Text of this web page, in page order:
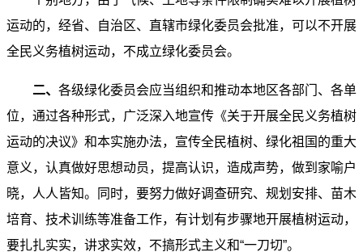
运动的，经省、自治区、直辖市绿化委员会批准，可以不开展
全民义务植树运动，不成立绿化委员会。
二、 各级绿化委员会应当组织和推动本地区各部门、各单
位，通过各种形式，广泛深入地宣传《关于开展全民义务植树
运动的决议》和本实施办法，宣传全民植树、绿化祖国的重大
意义，认真做好思想动员，提高认识，造成声势，做到家喻户
晓，人人皆知。同时，要努力做好调查研究、规划安排、苗木
培育、技术训练等准备工作，有计划有步骤地开展植树运动，
要扎扎实实，讲求实效，不搞形式主义和“一刀切”。